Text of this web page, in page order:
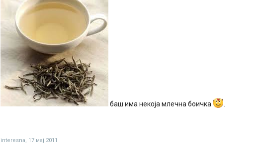
баш има некоја млечна боичка
interesna, 17 мај 2011